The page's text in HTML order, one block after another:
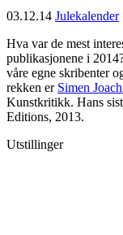
03.12.14 Julekalender
Hva var de mest
publikasjonene i
våre egne skribenter
rekken er Simen
Kunstkritikk. Hans
Editions, 2013.
Utstillinger